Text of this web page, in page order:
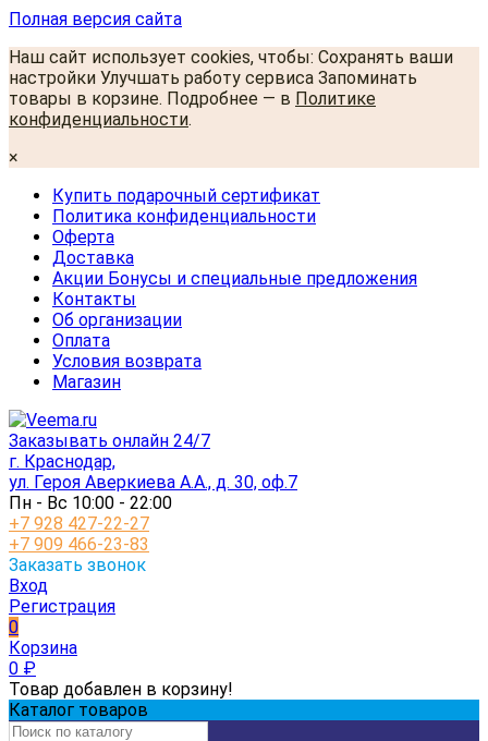
Полная версия сайта
Наш сайт использует cookies, чтобы: Сохранять ваши
настройки Улучшать работу сервиса Запоминать
товары в корзине. Подробнее — в Политике
конфиденциальности.
×
Купить подарочный сертификат
Политика конфиденциальности
Оферта
Доставка
Акции Бонусы и специальные предложения
Контакты
Об организации
Оплата
Условия возврата
Магазин
Заказывать онлайн 24/7
г. Краснодар,
ул. Героя Аверкиева А.А., д. 30, оф.7
Пн - Вс 10:00 - 22:00
+7 928 427-22-27
+7 909 466-23-83
Заказать звонок
Вход
Регистрация
0
Корзина
0 ₽
Товар добавлен в корзину!
Каталог товаров